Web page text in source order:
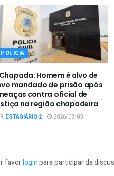
POLÍCIA
Homem é alvo de
mandado de prisão após
contra oficial de
na região chapadeira
ESTAGIÁRIO 2 2026/08/05
favorloginpara participar da